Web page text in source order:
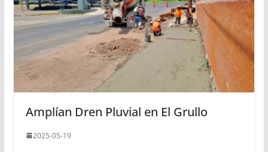
Amplían Dren Pluvial en El Grullo
2025-05-19